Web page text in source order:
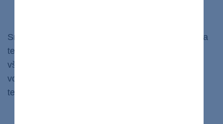
Srdce musí v studenej vode rýchlejšie pumpovať a
telo musí viac pracovať, aby pri plávaní udržalo
všetko v teple. Celkovo sa pri plávaní v studenej
vode spáli oveľa viac kalórií, ako pri plávaní v
teplejších podmienkach.